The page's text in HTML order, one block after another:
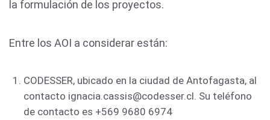
la formulación de los proyectos.
Entre los AOI a considerar están:
CODESSER, ubicado en la ciudad de Antofagasta, al
contacto ignacia.cassis@codesser.cl. Su teléfono
de contacto es +569 9680 6974